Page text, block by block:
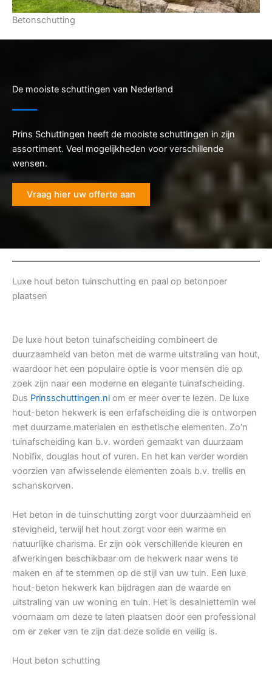
Betonschutting
De mooiste schuttingen van Nederland
Prins Schuttingen heeft de mooiste schuttingen in zijn
assortiment. Veel mogelijkheden voor verschillende
wensen.
Vraag hier uw offerte aan
Luxe hout beton tuinschutting en paal op betonpoer
plaatsen
De luxe hout beton tuinafscheiding combineert de
duurzaamheid van beton met de warme uitstraling van hout,
waardoor het een populaire optie is voor mensen die op
zoek zijn naar een moderne en elegante tuinafscheiding.
Dus Prinsschuttingen.nl om er meer over te lezen. De luxe
hout-beton hekwerk is een erfafscheiding die is ontworpen
met duurzame materialen en esthetische elementen. Zo’n
tuinafscheiding kan b.v. worden gemaakt van duurzaam
Nobifix, douglas hout of vuren. En het kan verder worden
voorzien van afwisselende elementen zoals b.v. trellis en
schanskorven.
Het beton in de tuinschutting zorgt voor duurzaamheid en
stevigheid, terwijl het hout zorgt voor een warme en
natuurlijke charisma. Er zijn ook verschillende kleuren en
afwerkingen beschikbaar om de hekwerk naar wens te
maken en af te stemmen op de stijl van uw tuin. Een luxe
hout-beton hekwerk kan bijdragen aan de waarde en
uitstraling van uw woning en tuin. Het is desalniettemin wel
voornaam om deze te laten plaatsen door een professional
om er zeker van te zijn dat deze solide en veilig is.
Hout beton schutting